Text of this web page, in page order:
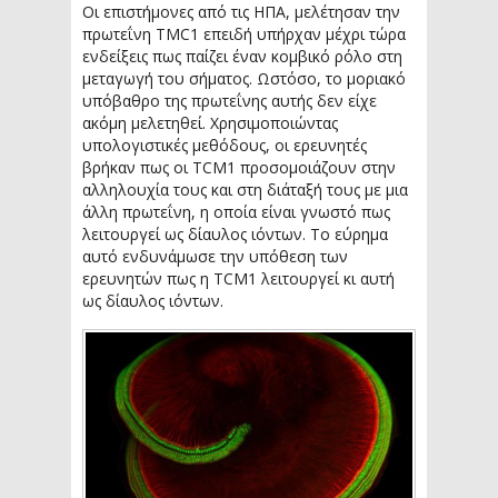
Οι επιστήμονες από τις ΗΠΑ, μελέτησαν την
πρωτεΐνη TMC1 επειδή υπήρχαν μέχρι τώρα
ενδείξεις πως παίζει έναν κομβικό ρόλο στη
μεταγωγή του σήματος. Ωστόσο, το μοριακό
υπόβαθρο της πρωτεΐνης αυτής δεν είχε
ακόμη μελετηθεί. Χρησιμοποιώντας
υπολογιστικές μεθόδους, οι ερευνητές
βρήκαν πως οι TCM1 προσομοιάζουν στην
αλληλουχία τους και στη διάταξή τους με μια
άλλη πρωτεΐνη, η οποία είναι γνωστό πως
λειτουργεί ως δίαυλος ιόντων. Το εύρημα
αυτό ενδυνάμωσε την υπόθεση των
ερευνητών πως η TCM1 λειτουργεί κι αυτή
ως δίαυλος ιόντων.